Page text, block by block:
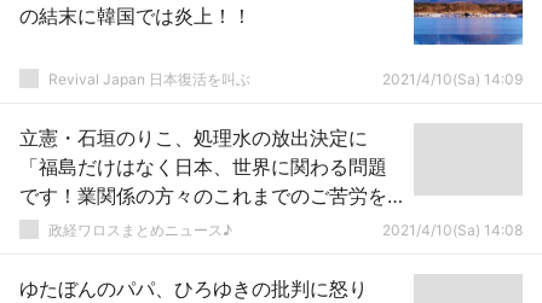
の結末に韓国では炎上！！
Revival Japan 日本復活を叫ぶ 2021/4/10(Sa) 14:09
立憲・石垣のりこ、処理水の放出決定に
「福島だけはなく日本、世界に関わる問題
です！業関係の方々のこれまでのご苦労を
踏み躙る決定…」
政経ワロスまとめニュース♪ 2021/4/10(Sa) 14:08
ゆたぼんのパパ、ひろゆきの批判に怒り